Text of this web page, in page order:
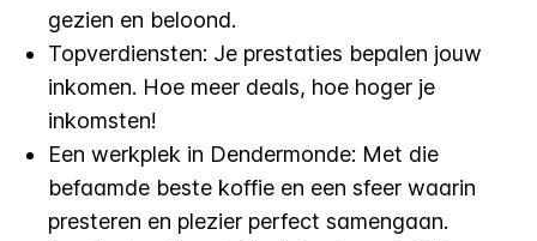
gezien en beloond.
Topverdiensten: Je prestaties bepalen jouw
inkomen. Hoe meer deals, hoe hoger je
inkomsten!
Een werkplek in Dendermonde: Met die
befaamde beste koffie en een sfeer waarin
presteren en plezier perfect samengaan.